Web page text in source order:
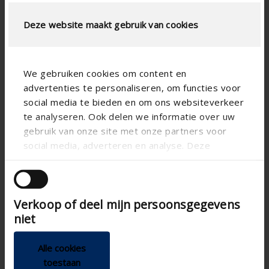
Deze website maakt gebruik van cookies
We gebruiken cookies om content en
advertenties te personaliseren, om functies voor
social media te bieden en om ons websiteverkeer
te analyseren. Ook delen we informatie over uw
gebruik van onze site met onze partners voor
social media, adverteren en analyse. Deze
andere informatie die u aan ze heeft verstrekt of
die ze hebben verzameld op basis van uw gebruik
van hun services.
Verkoop of deel mijn persoonsgegevens
niet
Alle cookies
toestaan
Physischer freier
Querschnitt (%)
60
Lamellenabstand (mm)
50
technical.standaardgaastype
-
technical.ip_klasse
IP2XD
Einbautiefe (mm)
K-Faktor (Zufuhr)
9.59
CE-Koeffizient
K-Faktor (Abfuhr)